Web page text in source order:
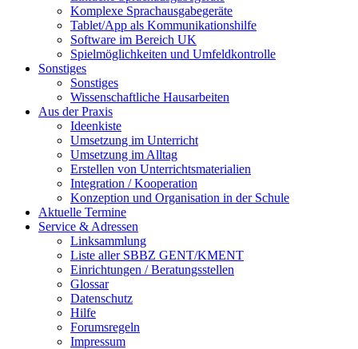
Komplexe Sprachausgabegeräte
Tablet/App als Kommunikationshilfe
Software im Bereich UK
Spielmöglichkeiten und Umfeldkontrolle
Sonstiges
Sonstiges
Wissenschaftliche Hausarbeiten
Aus der Praxis
Ideenkiste
Umsetzung im Unterricht
Umsetzung im Alltag
Erstellen von Unterrichtsmaterialien
Integration / Kooperation
Konzeption und Organisation in der Schule
Aktuelle Termine
Service & Adressen
Linksammlung
Liste aller SBBZ GENT/KMENT
Einrichtungen / Beratungsstellen
Glossar
Datenschutz
Hilfe
Forumsregeln
Impressum